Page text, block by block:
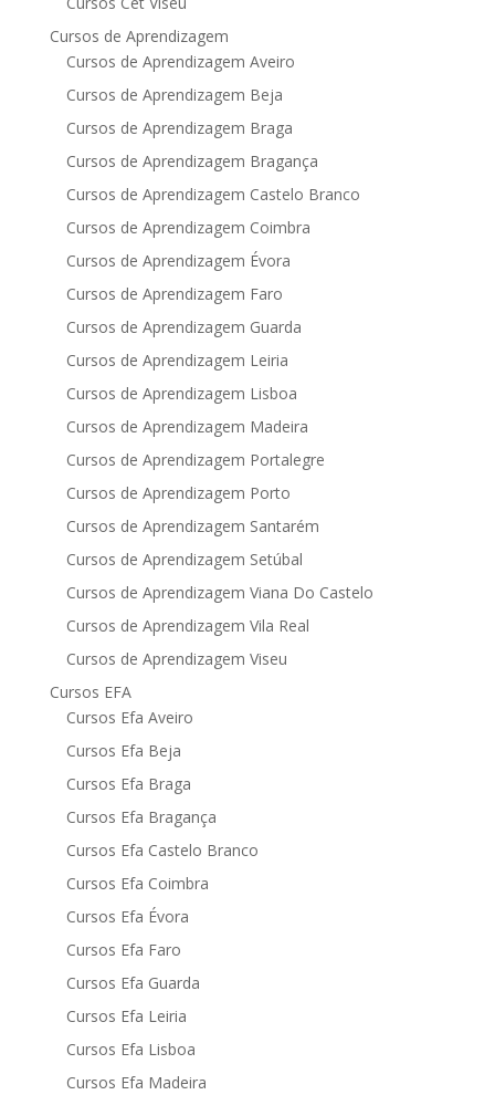
Cursos de Aprendizagem
Cursos de Aprendizagem Aveiro
Cursos de Aprendizagem Beja
Cursos de Aprendizagem Braga
Cursos de Aprendizagem Bragança
Cursos de Aprendizagem Castelo Branco
Cursos de Aprendizagem Coimbra
Cursos de Aprendizagem Évora
Cursos de Aprendizagem Faro
Cursos de Aprendizagem Guarda
Cursos de Aprendizagem Leiria
Cursos de Aprendizagem Lisboa
Cursos de Aprendizagem Madeira
Cursos de Aprendizagem Portalegre
Cursos de Aprendizagem Porto
Cursos de Aprendizagem Santarém
Cursos de Aprendizagem Setúbal
Cursos de Aprendizagem Viana Do Castelo
Cursos de Aprendizagem Vila Real
Cursos de Aprendizagem Viseu
Cursos EFA
Cursos Efa Aveiro
Cursos Efa Beja
Cursos Efa Braga
Cursos Efa Bragança
Cursos Efa Castelo Branco
Cursos Efa Coimbra
Cursos Efa Évora
Cursos Efa Faro
Cursos Efa Guarda
Cursos Efa Leiria
Cursos Efa Lisboa
Cursos Efa Madeira